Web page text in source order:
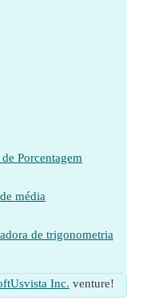
Porcentagem
média
de trigonometria
Inc. venture!